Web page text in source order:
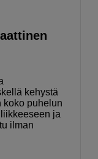
kehystä
koko puhelun
ja
ilman